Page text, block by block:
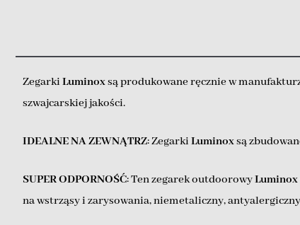
ZegarkiLuminoxsą produkowane ręcznie w
szwajcarskiej jakości.
IDEALNE NA ZEWNĄTRZ: ZegarkiLuminoxsą
SUPER ODPORNOŚĆ: Ten zegarek outdoorowyLuminox
na wstrząsy i zarysowania, niemetaliczny,